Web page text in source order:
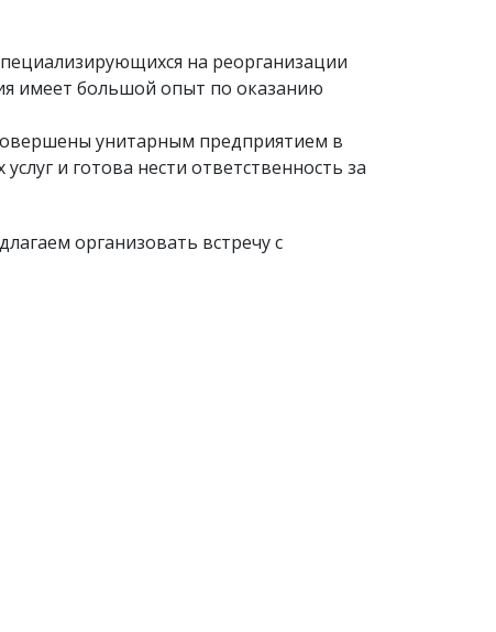
на реорганизации
имеет большой опыт по оказанию
унитарным предприятием в
и готова нести ответственность за
организовать встречу с